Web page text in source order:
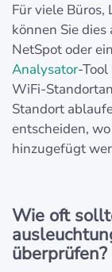
Für viele Büros,
können Sie
NetSpot oder
Analysator-
WiFi-
Standort
entscheiden,
hinzugefügt
Wie oft
überprüfen?